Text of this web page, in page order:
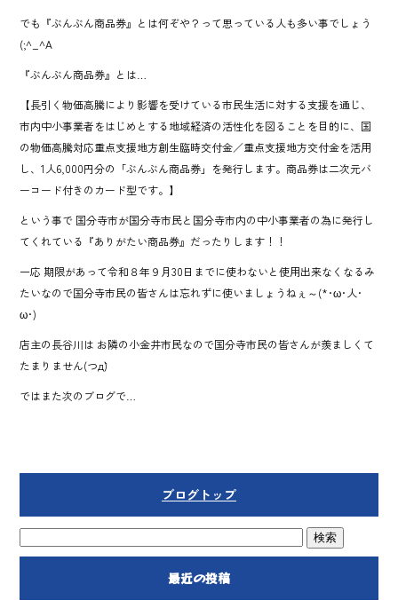
でも『ぶんぶん商品券』とは何ぞや？って思っている人も多い事でしょう
(;^_^A
『ぶんぶん商品券』とは…
【長引く物価高騰により影響を受けている市民生活に対する支援を通じ、
市内中小事業者をはじめとする地域経済の活性化を図ることを目的に、国
の物価高騰対応重点支援地方創生臨時交付金／重点支援地方交付金を活用
し、1人6,000円分の「ぶんぶん商品券」を発行します。商品券は二次元バ
ーコード付きのカード型です。】
という事で 国分寺市が国分寺市民と国分寺市内の中小事業者の為に発行し
てくれている『ありがたい商品券』だったりします！！
一応 期限があって令和８年９月30日までに使わないと使用出来なくなるみ
たいなので国分寺市民の皆さんは忘れずに使いましょうねぇ～(*･ω･人･
ω･)
店主の長谷川は お隣の小金井市民なので国分寺市民の皆さんが羨ましくて
たまりません(つд`)
ではまた次のブログで…
ブログトップ
最近の投稿